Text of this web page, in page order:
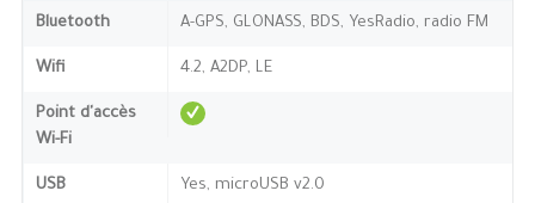
Bluetooth A-GPS, GLONASS, BDS, YesRadio, radio FM
Wifi 4.2, A2DP, LE
Point d'accès
Wi-Fi
USB Yes, microUSB v2.0